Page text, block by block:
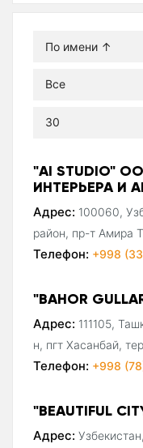
"AI STUDIO"
ИНТЕРЬЕРА И
Адрес: 100060,
район, пр-т Амира
Телефон: +998
"BAHOR
Адрес: 111105,
н, пгт Хасанбай,
Телефон: +998
"BEAUTIFUL
Адрес: